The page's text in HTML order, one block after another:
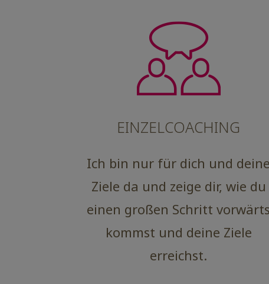
EINZELCOACHING
Ich bin nur für dich und deine
Ziele da und zeige dir, wie du
einen großen Schritt vorwärts
kommst und deine Ziele
erreichst.